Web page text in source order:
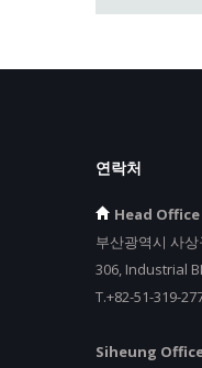
연락처
Head Office
부산광역시 사
306, Industrial
T.+82-51-319-
Siheung Office